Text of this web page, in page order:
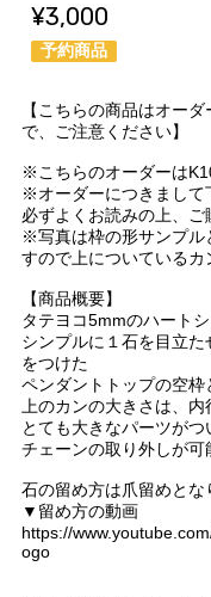
¥3,000
予約商品
【こちらの商品はオー
で、ご注意ください】
※こちらのオーダーは
※オーダーにつきまして
必ずよくお読みの上、ご
※写真は枠の形サンプル
すので上についているカ
【商品概要】
タテヨコ5mmのハート
シンプルに１石を目立
をつけた
ペンダントトップの空枠
上のカンの大きさは、
とても大きなパーツが
チェーンの取り外しが可
石の留め方は爪留めとな
▼留め方の動画
https://
ogo